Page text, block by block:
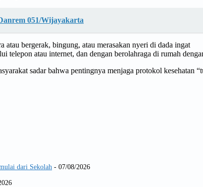
051/Wijayakarta
atau bergerak, bingung, atau merasakan nyeri di dada ingat
telepon atau internet, dan dengan berolahraga di rumah
sadar bahwa pentingnya menjaga protokol kesehatan
dari Sekolah - 07/08/2026